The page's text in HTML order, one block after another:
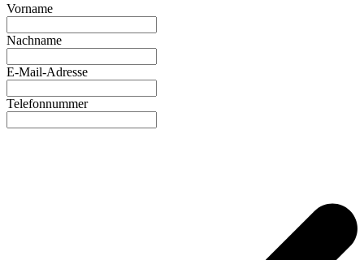
Vorname
Nachname
E-Mail-Adresse
Telefonnummer